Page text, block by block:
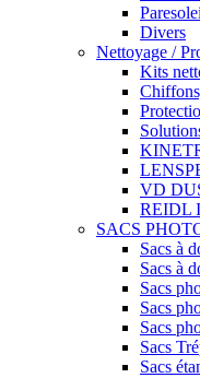
Divers
Nettoyage /
Kits
VD
REIDL
SACS
Sacs à
Sacs à
Sacs
Sacs
Sacs
Sacs
Sacs